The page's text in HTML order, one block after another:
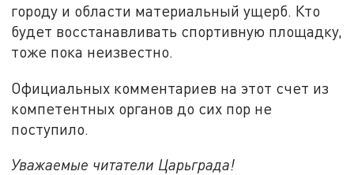
городу и области материальный ущерб. Кто
будет восстанавливать спортивную площадку,
тоже пока неизвестно.
Официальных комментариев на этот счет из
компетентных органов до сих пор не
поступило.
Уважаемые читатели Царьграда!